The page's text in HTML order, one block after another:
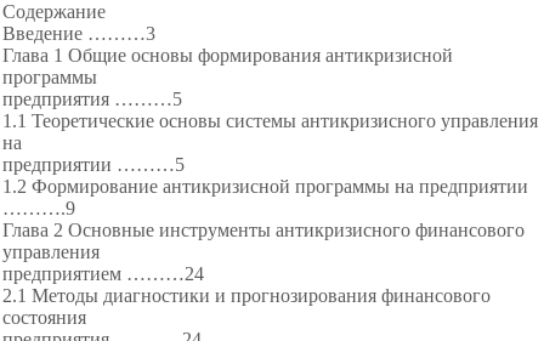
Содержание
Введение ………3
Глава 1 Общие основы формирования антикризисной
программы
предприятия ………5
1.1 Теоретические основы системы антикризисного управления
на
предприятии ………5
1.2 Формирование антикризисной программы на предприятии
……….9
Глава 2 Основные инструменты антикризисного финансового
управления
предприятием ………24
2.1 Методы диагностики и прогнозирования финансового
состояния